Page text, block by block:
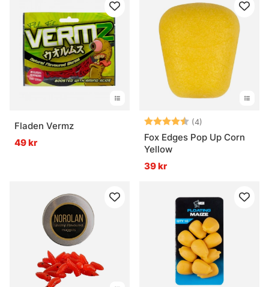
Fladen Vermz
49 kr
Betyg: (4)
Fox Edges Pop Up Corn
Yellow
39 kr